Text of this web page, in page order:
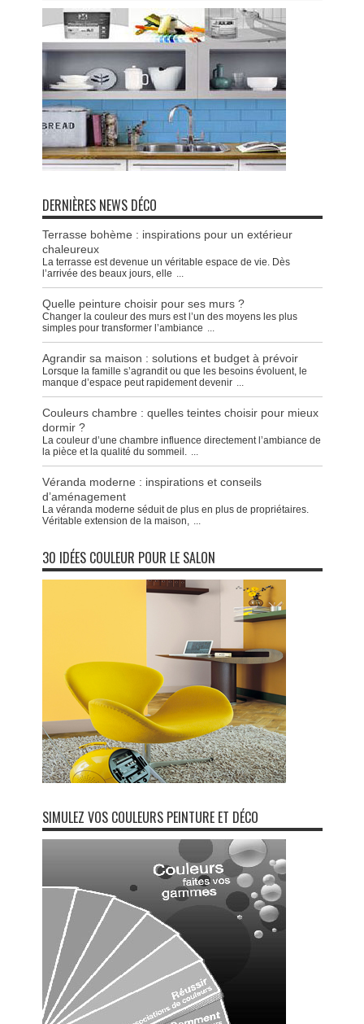
DERNIÈRES NEWS DÉCO
Terrasse bohème : inspirations pour un extérieur
chaleureux
La terrasse est devenue un véritable espace de vie. Dès
l’arrivée des beaux jours, elle ...
Quelle peinture choisir pour ses murs ?
Changer la couleur des murs est l’un des moyens les plus
simples pour transformer l’ambiance ...
Agrandir sa maison : solutions et budget à prévoir
Lorsque la famille s’agrandit ou que les besoins évoluent, le
manque d’espace peut rapidement devenir ...
Couleurs chambre : quelles teintes choisir pour mieux
dormir ?
La couleur d’une chambre influence directement l’ambiance de
la pièce et la qualité du sommeil. ...
Véranda moderne : inspirations et conseils
d’aménagement
La véranda moderne séduit de plus en plus de propriétaires.
Véritable extension de la maison, ...
30 IDÉES COULEUR POUR LE SALON
SIMULEZ VOS COULEURS PEINTURE ET DÉCO